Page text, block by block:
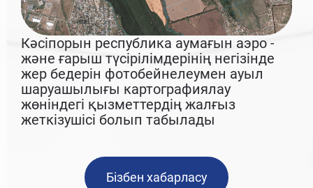
Кәсіпорын республика аумағын аэро -
және ғарыш түсірілімдерінің негізінде
жер бедерін фотобейнелеумен ауыл
шаруашылығы картографиялау
жөніндегі қызметтердің жалғыз
жеткізушісі болып табылады
Бізбен хабарласу